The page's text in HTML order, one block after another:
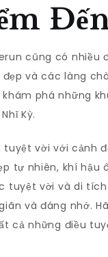
cũng có
và các làng
phá những
Kỳ.
vời với cảnh
tự nhiên, khí
tuyệt vời và di
và đáng nhớ.
cả những điều